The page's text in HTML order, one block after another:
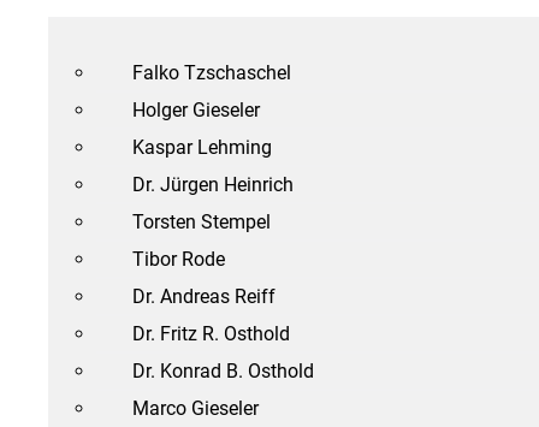
Falko Tzschaschel
Holger Gieseler
Kaspar Lehming
Dr. Jürgen Heinrich
Torsten Stempel
Tibor Rode
Dr. Andreas Reiff
Dr. Fritz R. Osthold
Dr. Konrad B. Osthold
Marco Gieseler